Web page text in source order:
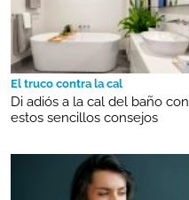
El truco contra la cal
Di adiós a la cal del baño con
estos sencillos consejos